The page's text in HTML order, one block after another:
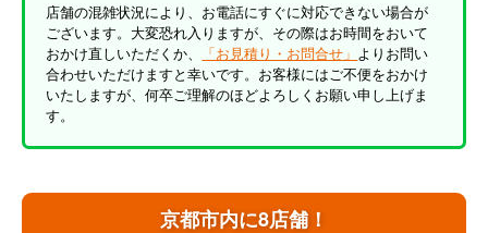
京都市内に8店舗！
店舗の混雑状況により、お電話にすぐに対応できない場合が
ございます。大変恐れ入りますが、その際はお時間をおいて
おかけ直しいただくか、
「お見積り・お問合せ」 よりお問い
合わせいただけますと幸いです。お客様にはご不便をおかけ
いたしますが、何卒ご理解のほどよろしくお願い申し上げま
す。